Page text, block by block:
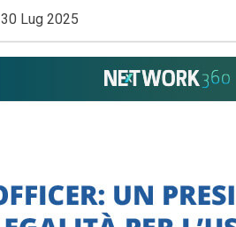
30 Lug 2025